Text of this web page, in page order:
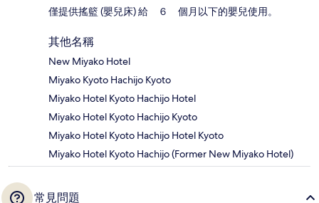
僅提供搖籃 (嬰兒床) 給 ６ 個月以下的嬰兒使用。
其他名稱
New Miyako Hotel
Miyako Kyoto Hachijo Kyoto
Miyako Hotel Kyoto Hachijo Hotel
Miyako Hotel Kyoto Hachijo Kyoto
Miyako Hotel Kyoto Hachijo Hotel Kyoto
Miyako Hotel Kyoto Hachijo (Former New Miyako Hotel)
常見問題